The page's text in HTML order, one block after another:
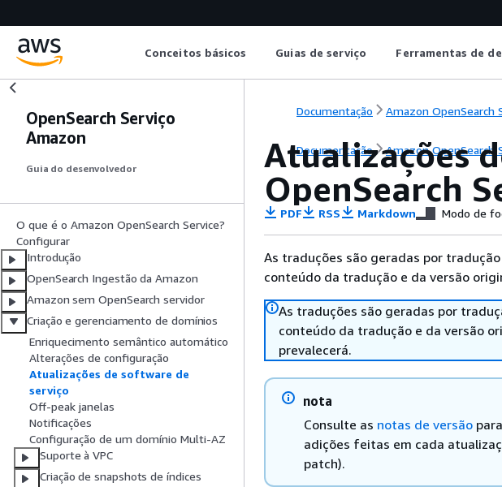
Conceitos básicos Guias de serviço Ferramentas de
OpenSearch Serviço
Amazon
Guia do desenvolvedor
O que é o Amazon OpenSearch Service?
Configurar
Introdução
OpenSearch Ingestão da Amazon
Amazon sem OpenSearch servidor
Criação e gerenciamento de domínios
Enriquecimento semântico automático
Alterações de configuração
Atualizações de software de
serviço
Off-peak janelas
Notificações
Configuração de um domínio Multi-AZ
Suporte à VPC
Criação de snapshots de índices
Documentação Amazon OpenSearch
Documentação Amazon OpenSearch
Atualizações
OpenSearch
PDF RSS Markdown Modo de
As traduções são geradas por
conteúdo da tradução e da versão
As traduções são geradas por
conteúdo da tradução e da versão
prevalecerá.
nota
Consulte as notas de versão
adições feitas em cada
patch).